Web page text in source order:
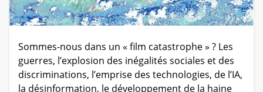
Sommes-nous dans un « film catastrophe » ? Les
guerres, l’explosion des inégalités sociales et des
discriminations, l’emprise des technologies, de l’IA,
la désinformation, le développement de la haine